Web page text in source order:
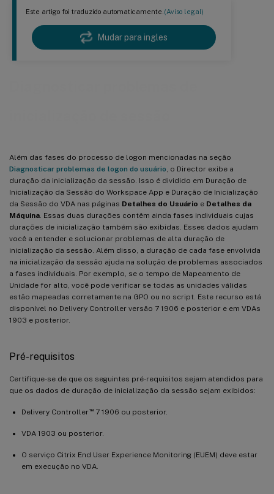
Este artigo foi traduzido automaticamente.(Aviso legal)
Mudar para ingles
Além das fases do processo de logon mencionadas na seção
Diagnosticar problemas de logon do usuário , o Director exibe a
duração da inicialização da sessão. Isso é dividido em Duração de
Inicialização da Sessão do Workspace App e Duração de Inicialização
da Sessão do VDA nas páginas Detalhes do Usuário e Detalhes da
Máquina . Essas duas durações contêm ainda fases individuais cujas
durações de inicialização também são exibidas. Esses dados ajudam
você a entender e solucionar problemas de alta duração de
inicialização da sessão. Além disso, a duração de cada fase envolvida
na inicialização da sessão ajuda na solução de problemas associados
a fases individuais. Por exemplo, se o tempo de Mapeamento de
Unidade for alto, você pode verificar se todas as unidades válidas
estão mapeadas corretamente na GPO ou no script. Este recurso está
disponível no Delivery Controller versão 7 1906 e posterior e em VDAs
1903 e posterior.
Pré-requisitos
Certifique-se de que os seguintes pré-requisitos sejam atendidos para
que os dados de duração de inicialização da sessão sejam exibidos:
Delivery Controller™7 1906 ou posterior.
VDA 1903 ou posterior.
O serviço Citrix End User Experience Monitoring (EUEM) deve estar
em execução no VDA.